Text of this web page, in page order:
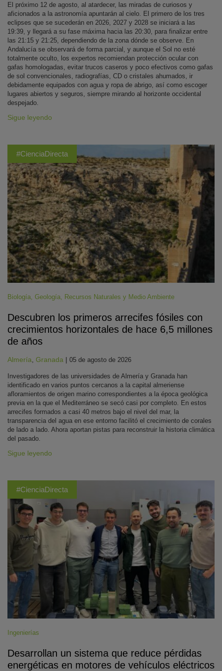
El próximo 12 de agosto, al atardecer, las miradas de curiosos y
aficionados a la astronomía apuntarán al cielo. El primero de los tres
eclipses que se sucederán en 2026, 2027 y 2028 se iniciará a las
19:39, y llegará a su fase máxima hacia las 20:30, para finalizar entre
las 21:15 y 21:25, dependiendo de la zona dónde se observe. En
Andalucía se observará de forma parcial, y aunque el Sol no esté
totalmente oculto, los expertos recomiendan protección ocular con
gafas homologadas, evitar trucos caseros y poco efectivos como gafas
de sol convencionales, radiografías, CD o cristales ahumados, ir
debidamente equipados con agua y ropa de abrigo, así como escoger
lugares abiertos y seguros, siempre mirando al horizonte occidental
despejado.
Sigue leyendo
#CienciaDirecta
Biología Geología Recursos Naturales y Medio Ambiente
Descubren los primeros arrecifes fósiles con
crecimientos horizontales de hace 6,5 millones
de años
Almería Granada | 05 de agosto de 2026
Investigadores de las universidades de Almería y Granada han
identificado en varios puntos cercanos a la capital almeriense
afloramientos de origen marino correspondientes a la época geológica
previa en la que el Mediterráneo se secó casi por completo. En estos
arrecifes formados a casi 40 metros bajo el nivel del mar, la
transparencia del agua en ese entorno facilitó el crecimiento de corales
de lado a lado. Ahora aportan pistas para reconstruir la historia climática
del pasado.
Sigue leyendo
#CienciaDirecta
Ingenierías
Desarrollan un sistema que reduce pérdidas
energéticas en motores de vehículos eléctricos